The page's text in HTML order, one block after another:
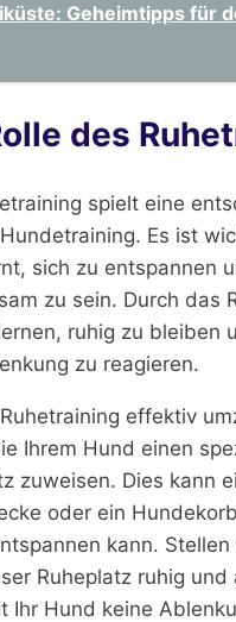
Geheimtipps für
des
spielt eine
Es ist
sich zu entspannen
zu sein. Durch das
ruhig zu bleiben
zu reagieren.
effektiv
Ihrem Hund einen
zuweisen. Dies kann
oder ein
kann. Stellen
Ruheplatz ruhig und
Ihr Hund keine